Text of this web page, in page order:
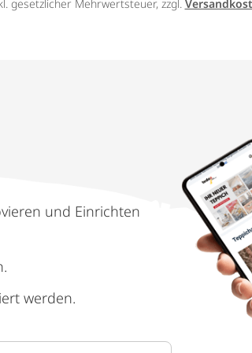
gesetzlicher Mehrwertsteuer, zzgl.
und Einrichten
werden.